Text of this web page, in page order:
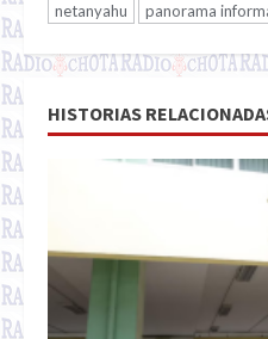
netanyahu
panorama
HISTORIAS